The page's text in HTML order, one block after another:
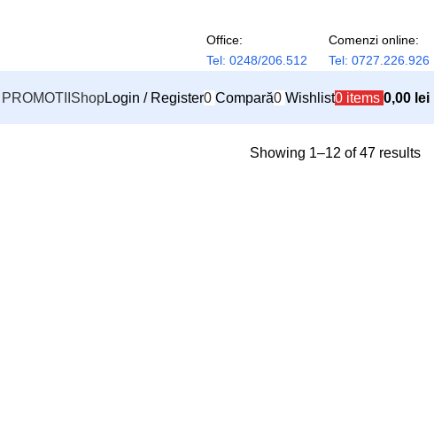
Office:
Tel: 0248/206.512
Comenzi online:
Tel: 0727.226.926
PROMOTII ShopLogin / Register0 Compară0 Wishlist0 items 0,00 lei
Showing 1–12 of 47 results